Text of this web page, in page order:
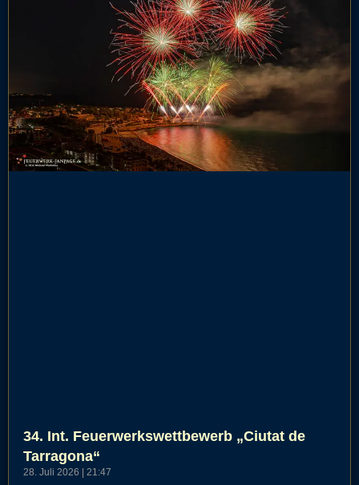
34. Int. Feuerwerkswettbewerb „Ciutat de
Tarragona“
28. Juli 2026 21:47